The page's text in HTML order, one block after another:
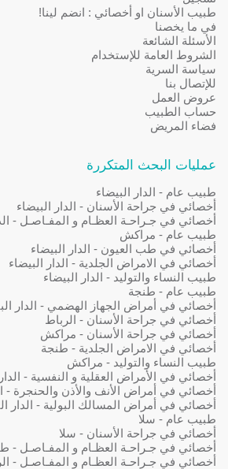
طبيب الأسنان او أخصائي : انضم لينا!
في ما يخصنا
الأسئلة الشائعة
الشروط العامة للإستخدام
سياسة السرية
للإتصال بنا
عروض العمل
حساب الطبيب
فضاء المريض
عمليات البحث المتكررة
طبيب عام - الدار البيضاء
أخصائي في جراحة الأسنان - الدار البيضاء
أخصائي في جـراحـة العظـام و المفـاصـل -
طبيب عام - مراكش
أخصائي في طب العيون - الدار البيضاء
أخصائي في الامراض الجلدية - الدار البيضاء
طبيب النساء والتوليد - الدار البيضاء
طبيب عام - طنجة
أخصائي في أمراض الجهاز الهضمي - الدار
أخصائي في جراحة الأسنان - الرباط
أخصائي في جراحة الأسنان - مراكش
أخصائي في الامراض الجلدية - طنجة
طبيب النساء والتوليد - مراكش
أخصائي في الأمراض العقلية و النفسية -
أخصائي في أمراض الأنف والأذن والحنجرة -
أخصائي في أمراض المسالك البولية - الدار
طبيب عام - سلا
أخصائي في جراحة الأسنان - سلا
أخصائي في جـراحـة العظـام و المفـاصـل -
أخصائي في جـراحـة العظـام و المفـاصـل -